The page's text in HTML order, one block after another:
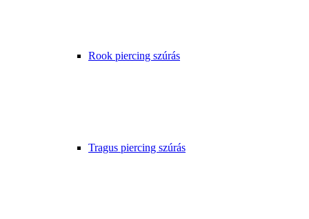
Rook piercing szúrás
Tragus piercing szúrás